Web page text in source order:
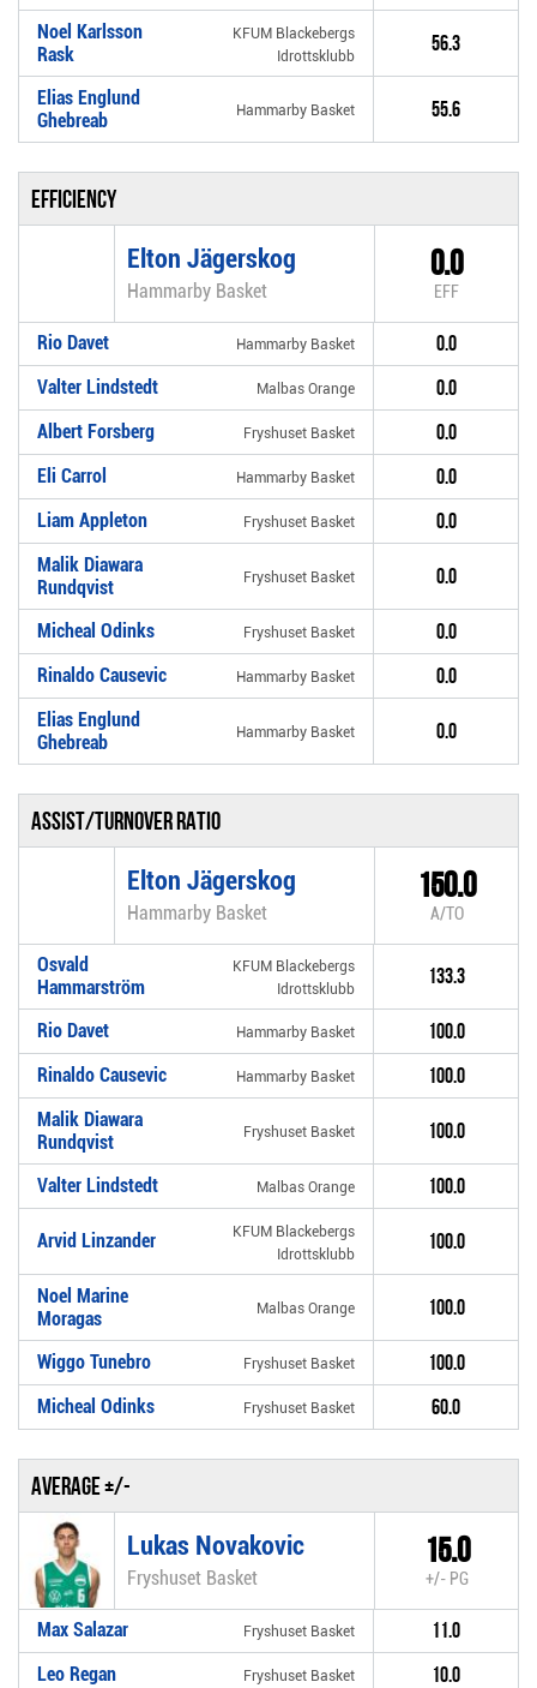
Noel Karlsson
Rask
KFUM Blackebergs
Idrottsklubb
56.3
Elias Englund
Ghebreab
Hammarby Basket 55.6
Efficiency
Elton Jägerskog
Hammarby Basket
0.0
EFF
Rio Davet Hammarby Basket 0.0
Valter Lindstedt Malbas Orange 0.0
Albert Forsberg Fryshuset Basket 0.0
Eli Carrol Hammarby Basket 0.0
Liam Appleton Fryshuset Basket 0.0
Malik Diawara
Rundqvist
Fryshuset Basket 0.0
Micheal Odinks Fryshuset Basket 0.0
Rinaldo Causevic Hammarby Basket 0.0
Elias Englund
Ghebreab
Hammarby Basket 0.0
Assist/turnover ratio
Elton Jägerskog
Hammarby Basket
150.0
A/TO
Osvald
Hammarström
KFUM Blackebergs
Idrottsklubb
133.3
Rio Davet Hammarby Basket 100.0
Rinaldo Causevic Hammarby Basket 100.0
Malik Diawara
Rundqvist
Fryshuset Basket 100.0
Valter Lindstedt Malbas Orange 100.0
Arvid Linzander
KFUM Blackebergs
Idrottsklubb
100.0
Noel Marine
Moragas
Malbas Orange 100.0
Wiggo Tunebro Fryshuset Basket 100.0
Micheal Odinks Fryshuset Basket 60.0
Average +/-
Lukas Novakovic
Fryshuset Basket
15.0
+/- PG
Max Salazar Fryshuset Basket 11.0
Leo Regan Fryshuset Basket 10.0